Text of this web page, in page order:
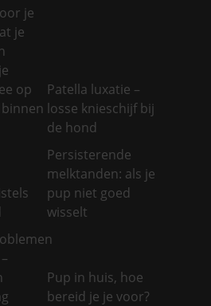
je
je
op
Patella luxatie –
losse knieschijf bij
de hond
Persisterende
melktanden: als je
pup niet goed
wisselt
Pup in huis, hoe
bereid je je voor?